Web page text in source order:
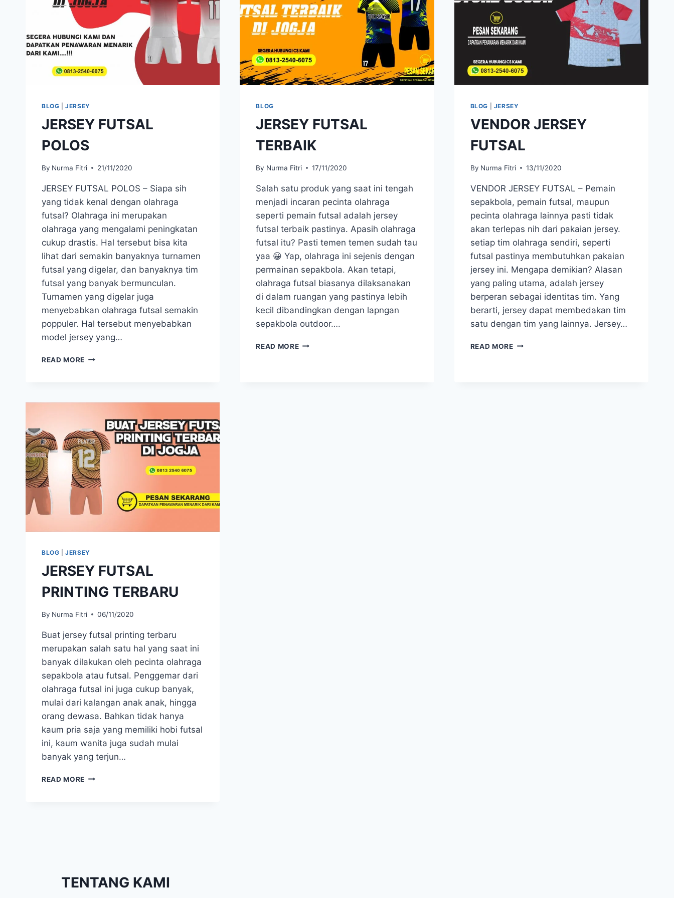
BLOG |JERSEY
JERSEY FUTSAL
POLOS
By Nurma Fitri 21/11/2020
JERSEY FUTSAL POLOS – Siapa sih
yang tidak kenal dengan olahraga
futsal? Olahraga ini merupakan
olahraga yang mengalami peningkatan
cukup drastis. Hal tersebut bisa kita
lihat dari semakin banyaknya turnamen
futsal yang digelar, dan banyaknya tim
futsal yang banyak bermunculan.
Turnamen yang digelar juga
menyebabkan olahraga futsal semakin
poppuler. Hal tersebut menyebabkan
model jersey yang…
READ MORE JERSEY
BLOG
JERSEY FUTSAL
TERBAIK
By Nurma Fitri 17/11/2020
Salah satu produk yang saat ini tengah
menjadi incaran pecinta olahraga
seperti pemain futsal adalah jersey
futsal terbaik pastinya. Apasih olahraga
futsal itu? Pasti temen temen sudah tau
yaa 😀 Yap, olahraga ini sejenis dengan
permainan sepakbola. Akan tetapi,
olahraga futsal biasanya dilaksanakan
di dalam ruangan yang pastinya lebih
kecil dibandingkan dengan lapngan
sepakbola outdoor….
READ MOREJERSEY
BLOG JERSEY
VENDOR JERSEY
FUTSAL
By Nurma Fitri 13/11/2020
VENDOR JERSEY FUTSAL – Pemain
sepakbola, pemain futsal, maupun
pecinta olahraga lainnya pasti tidak
akan terlepas nih dari pakaian jersey.
setiap tim olahraga sendiri, seperti
futsal pastinya membutuhkan pakaian
jersey ini. Mengapa demikian? Alasan
yang paling utama, adalah jersey
berperan sebagai identitas tim. Yang
berarti, jersey dapat membedakan tim
satu dengan tim yang lainnya. Jersey…
READ MOREVENDOR
BLOG |JERSEY
JERSEY FUTSAL
PRINTING TERBARU
By Nurma Fitri 06/11/2020
Buat jersey futsal printing terbaru
merupakan salah satu hal yang saat ini
banyak dilakukan oleh pecinta olahraga
sepakbola atau futsal. Penggemar dari
olahraga futsal ini juga cukup banyak,
mulai dari kalangan anak anak, hingga
orang dewasa. Bahkan tidak hanya
kaum pria saja yang memiliki hobi futsal
ini, kaum wanita juga sudah mulai
banyak yang terjun…
READ MORE JERSEY
TENTANG KAMI